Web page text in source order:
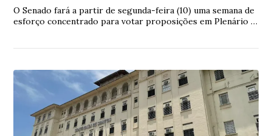
O Senado fará a partir de segunda-feira (10) uma semana de
esforço concentrado para votar proposições em Plenário e